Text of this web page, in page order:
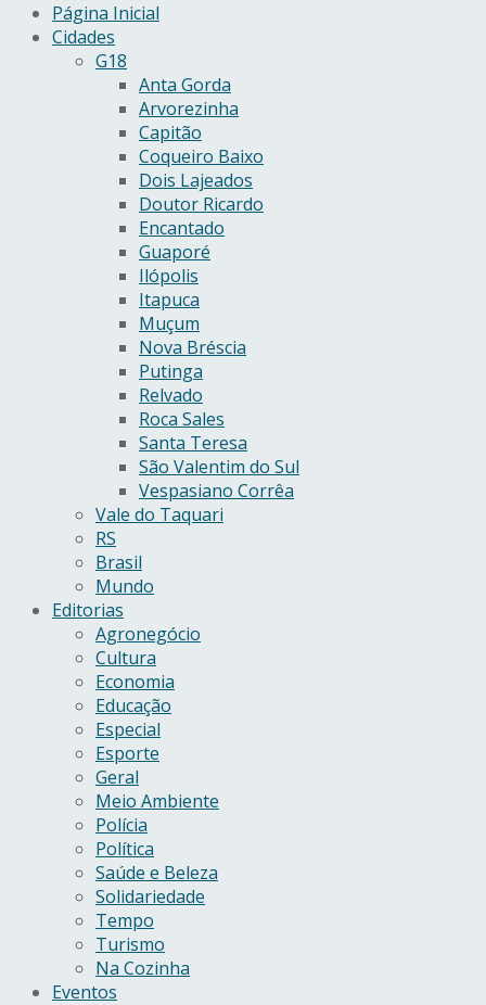
Página Inicial
Cidades
G18
Anta Gorda
Arvorezinha
Capitão
Coqueiro Baixo
Dois Lajeados
Doutor Ricardo
Encantado
Guaporé
Ilópolis
Itapuca
Muçum
Nova Bréscia
Putinga
Relvado
Roca Sales
Santa Teresa
São Valentim do Sul
Vespasiano Corrêa
Vale do Taquari
RS
Brasil
Mundo
Editorias
Agronegócio
Cultura
Economia
Educação
Especial
Esporte
Geral
Meio Ambiente
Polícia
Política
Saúde e Beleza
Solidariedade
Tempo
Turismo
Na Cozinha
Eventos